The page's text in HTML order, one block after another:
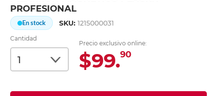
PROFESIONAL
En stock SKU:1215000031
Cantidad
Precio exclusivo online:
$99.90